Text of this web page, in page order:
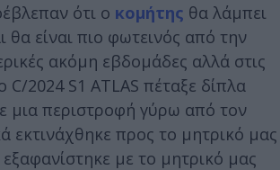
ότι ο κομήτης θα λάμπει
θα είναι πιο φωτεινός από την
ακόμη εβδομάδες αλλά στις
2024 S1 ATLAS πέταξε δίπλα
μια περιστροφή γύρω από τον
εκτινάχθηκε προς το μητρικό μας
με το μητρικό μας